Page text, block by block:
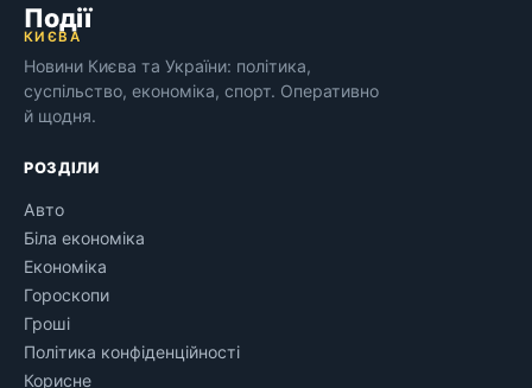
Події
КИЄВА
Новини Києва та України: політика,
суспільство, економіка, спорт. Оперативно
й щодня.
РОЗДІЛИ
Авто
Біла економіка
Економіка
Гороскопи
Гроші
Політика конфіденційності
Корисне